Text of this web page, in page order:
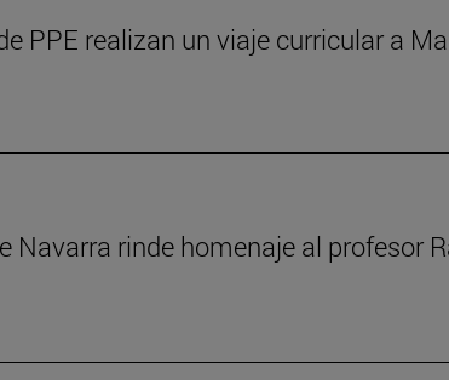
PPE realizan un viaje curricular a
Navarra rinde homenaje al profesor